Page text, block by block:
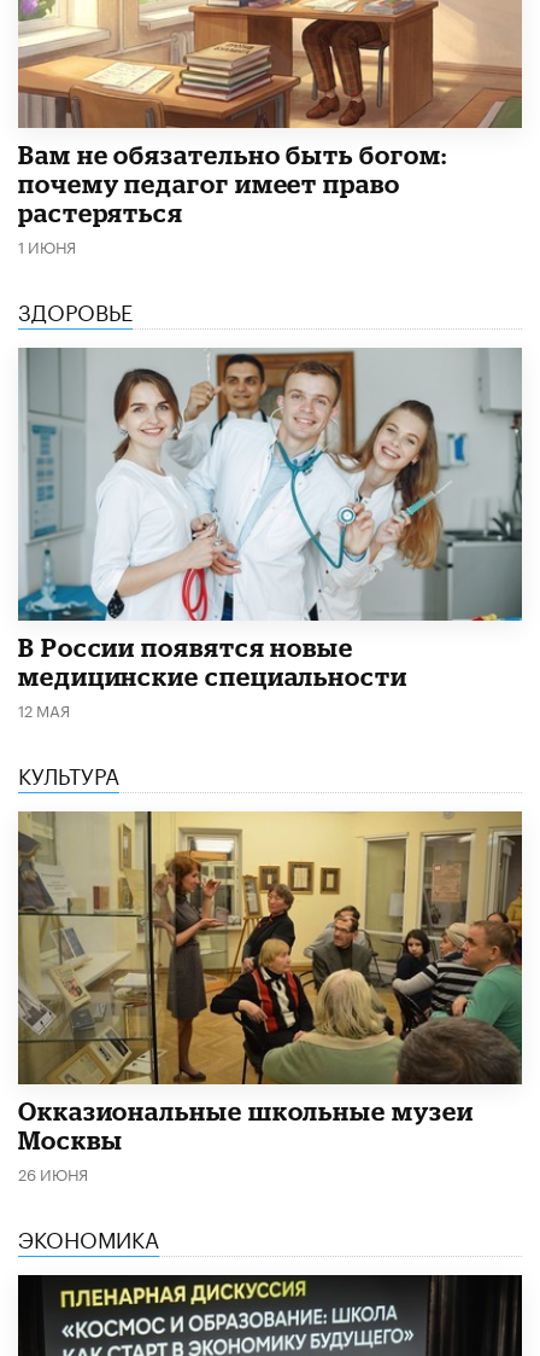
​Вам не обязательно быть богом:
почему педагог имеет право
растеряться
1 ИЮНЯ
ЗДОРОВЬЕ
В России появятся новые
медицинские специальности
12 МАЯ
КУЛЬТУРА
​Окказиональные школьные музеи
Москвы
26 ИЮНЯ
ЭКОНОМИКА